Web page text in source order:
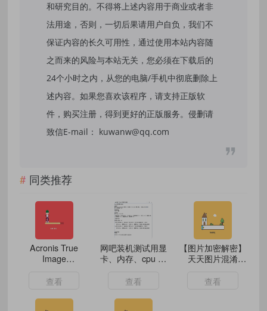
和研究目的。不得将上述内容用于商业或者非
法用途，否则，一切后果请用户自负，我们不
保证内容的长久可用性，通过使用本站内容随
之而来的风险与本站无关，您必须在下载后的
24个小时之内，从您的电脑/手机中彻底删除上
述内容。如果您喜欢该程序，请支持正版软
件，购买注册，得到更好的正版服务。侵删请
致信E-mail： kuwanw@qq.com
同类推荐
Acronis True
Image
查看
网吧装机测试用显
卡、内存、cpu 压
查看
【图片加密解密】
天天图片混淆
查看